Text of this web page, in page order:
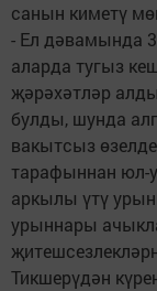
санын киметү
- Ел дәвамында
аларда тугыз
җәрәхәтләр
булды, шунда
вакытсыз
тарафыннан юл-
аркылы үтү
урыннары
Тикшерүдән